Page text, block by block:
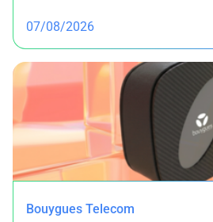
07/08/2026
Bouygues Telecom